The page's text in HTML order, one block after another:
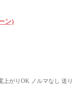
ン)
がりOK ノルマなし 送